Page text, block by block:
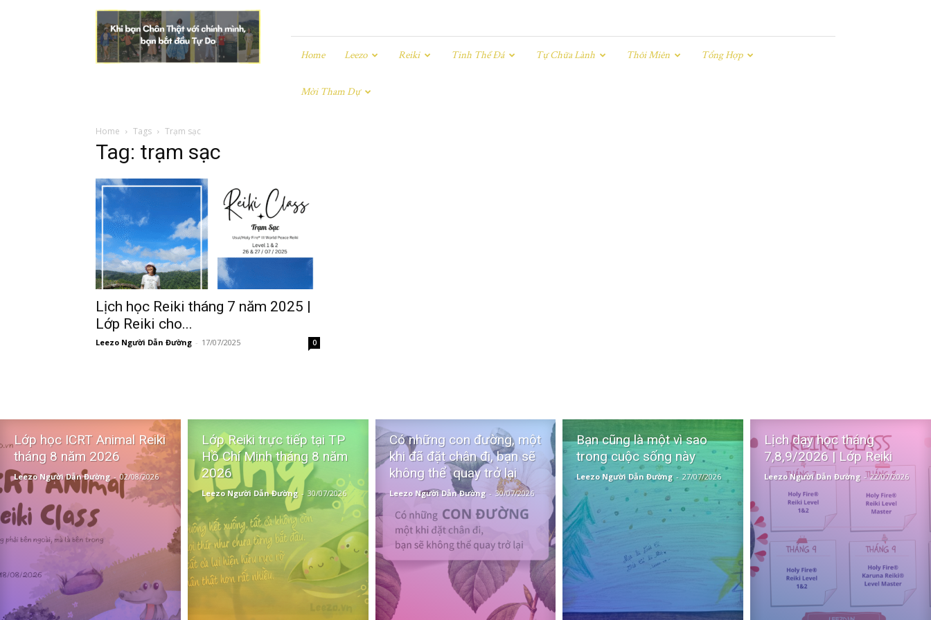
Leezo
|
Chân
Thật
Home Leezo Reiki Tinh Thể Đá Tự Chữa Lành Thôi Miên Tổng Hợp
Mời Tham Dự
Home Tags Trạm sạc
Tag: trạm sạc
Lịch học Reiki tháng 7 năm 2025 |
Lớp Reiki cho...
Leezo Người Dẫn Đường - 17/07/2025 0
Lớp học ICRT Animal Reiki
tháng 8 năm 2026
Leezo Người Dẫn Đường - 02/08/2026
Lớp Reiki trực tiếp tại TP
Hồ Chí Minh tháng 8 năm
2026
Leezo Người Dẫn Đường - 30/07/2026
Có những con đường, một
khi đã đặt chân đi, bạn sẽ
không thể quay trở lại
Leezo Người Dẫn Đường - 30/07/2026
Bạn cũng là một vì sao
trong cuộc sống này
Leezo Người Dẫn Đường - 27/07/2026
Lịch dạy học tháng
7,8,9/2026 | Lớp Reiki
Leezo Người Dẫn Đường - 22/07/2026